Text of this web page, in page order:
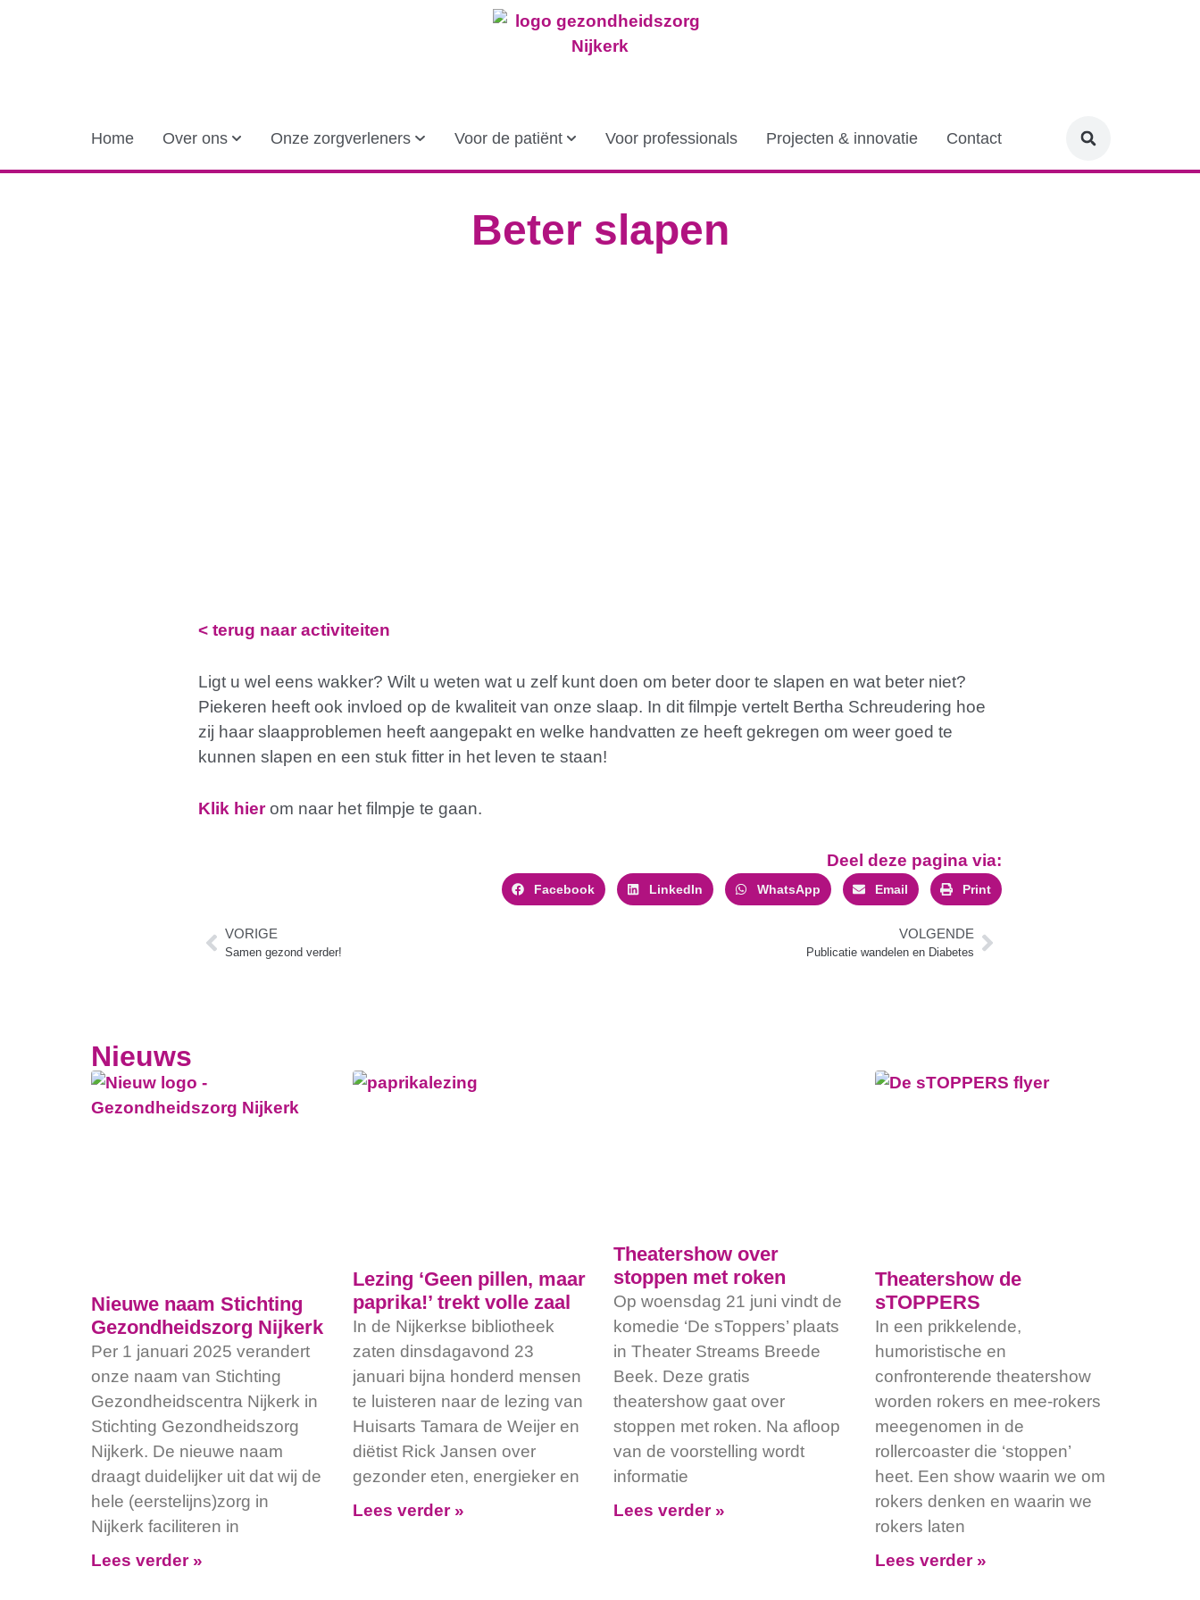
Home Over ons Onze zorgverleners Voor de patiënt Voor professionals Projecten & innovatie Contact
Beter slapen
< terug naar activiteiten
Ligt u wel eens wakker? Wilt u weten wat u zelf kunt doen om beter door te slapen en wat beter niet?
Piekeren heeft ook invloed op de kwaliteit van onze slaap. In dit filmpje vertelt Bertha Schreudering hoe
zij haar slaapproblemen heeft aangepakt en welke handvatten ze heeft gekregen om weer goed te
kunnen slapen en een stuk fitter in het leven te staan!
Klik hierom naar het filmpje te gaan.
Deel deze pagina via:
Facebook LinkedIn WhatsApp Email Print
VORIGE
Samen gezond verder!
VOLGENDE
Publicatie wandelen en Diabetes
Nieuws
Nieuwe naam Stichting
Gezondheidszorg Nijkerk
Per 1 januari 2025 verandert
onze naam van Stichting
Gezondheidscentra Nijkerk in
Stichting Gezondheidszorg
Nijkerk. De nieuwe naam
draagt duidelijker uit dat wij de
hele (eerstelijns)zorg in
Nijkerk faciliteren in
Lees verder »
Lezing ‘Geen pillen, maar
paprika!’ trekt volle zaal
In de Nijkerkse bibliotheek
zaten dinsdagavond 23
januari bijna honderd mensen
te luisteren naar de lezing van
Huisarts Tamara de Weijer en
diëtist Rick Jansen over
gezonder eten, energieker en
Lees verder »
Theatershow over
stoppen met roken
Op woensdag 21 juni vindt de
komedie ‘De sToppers’ plaats
in Theater Streams Breede
Beek. Deze gratis
theatershow gaat over
stoppen met roken. Na afloop
van de voorstelling wordt
informatie
Lees verder »
Theatershow de
sTOPPERS
In een prikkelende,
humoristische en
confronterende theatershow
worden rokers en mee-rokers
meegenomen in de
rollercoaster die ‘stoppen’
heet. Een show waarin we om
rokers denken en waarin we
rokers laten
Lees verder »